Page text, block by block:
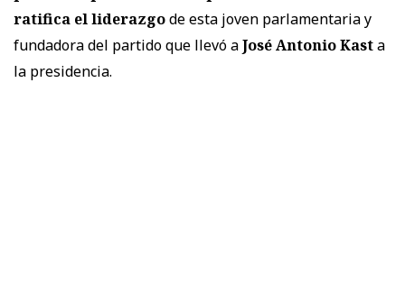
ratifica el liderazgode esta joven parlamentaria y
fundadora del partido que llevó aJosé Antonio Kasta
la presidencia.